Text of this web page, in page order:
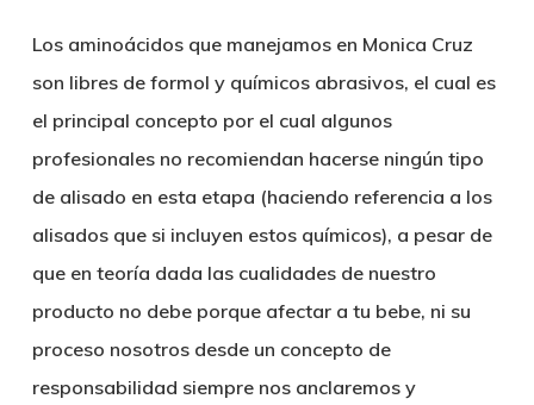
Los aminoácidos que manejamos en Monica Cruz
son libres de formol y químicos abrasivos, el cual es
el principal concepto por el cual algunos
profesionales no recomiendan hacerse ningún tipo
de alisado en esta etapa (haciendo referencia a los
alisados que si incluyen estos químicos), a pesar de
que en teoría dada las cualidades de nuestro
producto no debe porque afectar a tu bebe, ni su
proceso nosotros desde un concepto de
responsabilidad siempre nos anclaremos y